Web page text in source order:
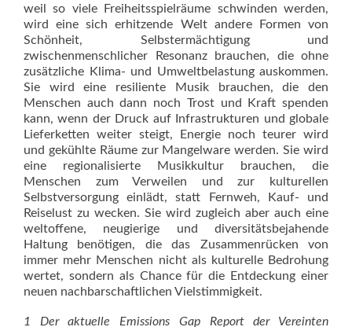
weil so viele Freiheitsspielräume schwinden werden,
wird eine sich erhitzende Welt andere Formen von
Schönheit, Selbstermächtigung und
zwischenmenschlicher Resonanz brauchen, die ohne
zusätzliche Klima- und Umweltbelastung auskommen.
Sie wird eine resiliente Musik brauchen, die den
Menschen auch dann noch Trost und Kraft spenden
kann, wenn der Druck auf Infrastrukturen und globale
Lieferketten weiter steigt, Energie noch teurer wird
und gekühlte Räume zur Mangelware werden. Sie wird
eine regionalisierte Musikkultur brauchen, die
Menschen zum Verweilen und zur kulturellen
Selbstversorgung einlädt, statt Fernweh, Kauf- und
Reiselust zu wecken. Sie wird zugleich aber auch eine
weltoffene, neugierige und diversitätsbejahende
Haltung benötigen, die das Zusammenrücken von
immer mehr Menschen nicht als kulturelle Bedrohung
wertet, sondern als Chance für die Entdeckung einer
neuen nachbarschaftlichen Vielstimmigkeit.
1 Der aktuelle Emissions Gap Report der Vereinten